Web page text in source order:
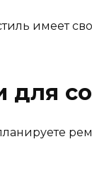
имеет
для